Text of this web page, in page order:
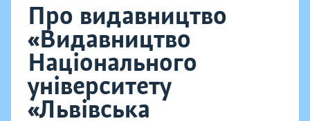
Про видавництво
«Видавництво
Національного
університету
«Львівська